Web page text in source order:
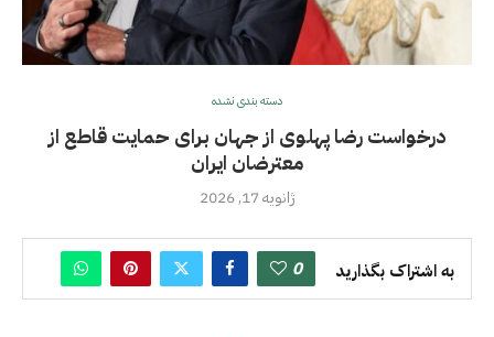
دسته بندی نشده
درخواست رضا پهلوی از جهان برای حمایت قاطع از
معترضان ایران
ژانویه 17, 2026
به اشتراک بگذارید 0